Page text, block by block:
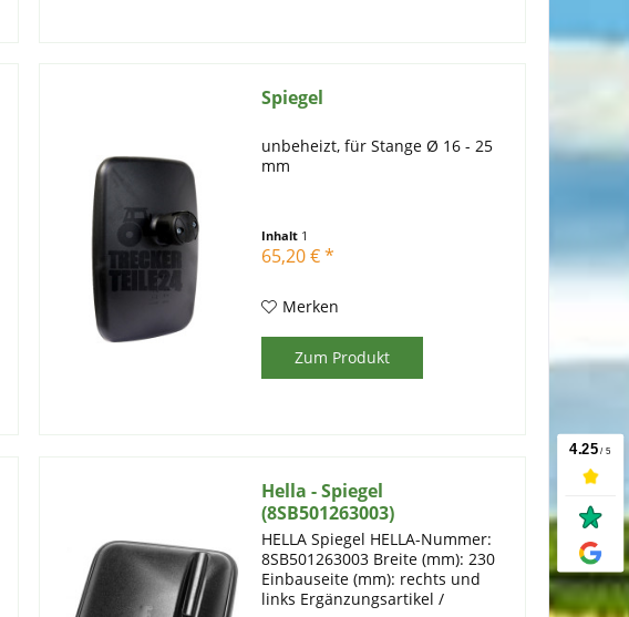
Spiegel
unbeheizt, für Stange Ø 16 - 25
mm
Inhalt 1
65,20 € *
Merken
Zum Produkt
Hella - Spiegel
(8SB501263003)
HELLA Spiegel HELLA-Nummer:
8SB501263003 Breite (mm): 230
Einbauseite (mm): rechts und
links Ergänzungsartikel /